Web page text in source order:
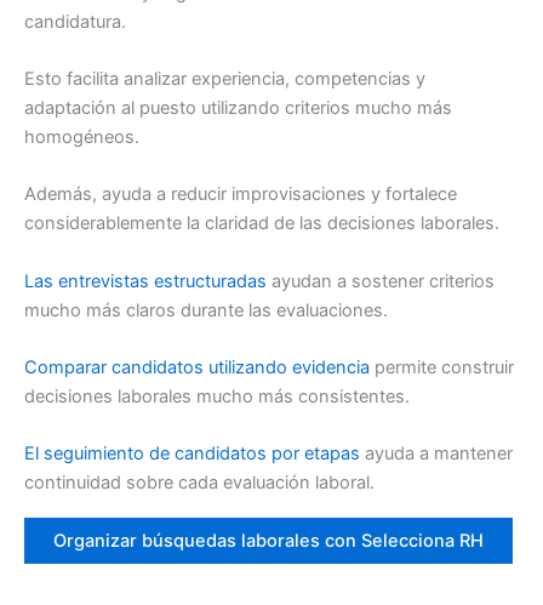
candidatura.
Esto facilita analizar experiencia, competencias y
adaptación al puesto utilizando criterios mucho más
homogéneos.
Además, ayuda a reducir improvisaciones y fortalece
considerablemente la claridad de las decisiones laborales.
Las entrevistas estructuradas ayudan a sostener criterios
mucho más claros durante las evaluaciones.
Comparar candidatos utilizando evidencia permite construir
decisiones laborales mucho más consistentes.
El seguimiento de candidatos por etapas ayuda a mantener
continuidad sobre cada evaluación laboral.
Organizar búsquedas laborales con Selecciona RH